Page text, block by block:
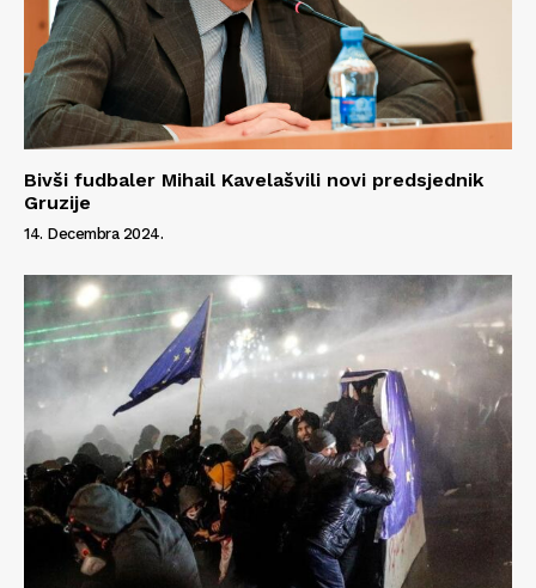
Bivši fudbaler Mihail Kavelašvili novi predsjednik
Gruzije
14. Decembra 2024.